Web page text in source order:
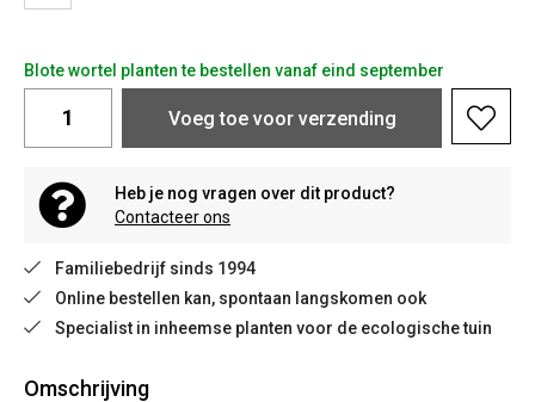
Blote wortel planten te bestellen vanaf eind september
Voeg toe voor verzending
Heb je nog vragen over dit product?
Contacteer ons
Familiebedrijf sinds 1994
Online bestellen kan, spontaan langskomen ook
Specialist in inheemse planten voor de ecologische tuin
Omschrijving